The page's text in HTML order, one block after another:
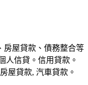
房屋貸款、債務整合等
人信貸。信用貸款。
屋貸款, 汽車貸款。